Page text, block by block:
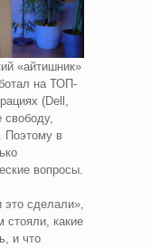
«айтишник»
на ТОП-
(Dell,
свободу,
Поэтому в
вопросы.
это сделали»,
стояли, какие
и что